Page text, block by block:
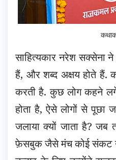
साहित्यकार नरेश सक्सेना
हैं, और शब्द अक्षय होते हैं.
करती है. कुछ लोग कहने
होता है, ऐसे लोगों से पूछा
जलाया क्यों जाता है? जब
फ़ेसबुक जैसे मंच कोई संकट